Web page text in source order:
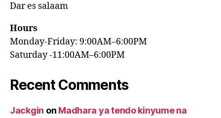
Dar es salaam
Hours
Monday-Friday: 9:00AM–6:00PM
Saturday -11:00AM–6:00PM
Recent Comments
Jackgin on Madhara ya tendo kinyume na